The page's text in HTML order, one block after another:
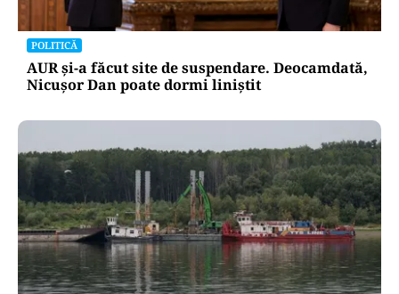
POLITICĂ
AUR și-a făcut site de suspendare. Deocamdată,
Nicușor Dan poate dormi liniștit